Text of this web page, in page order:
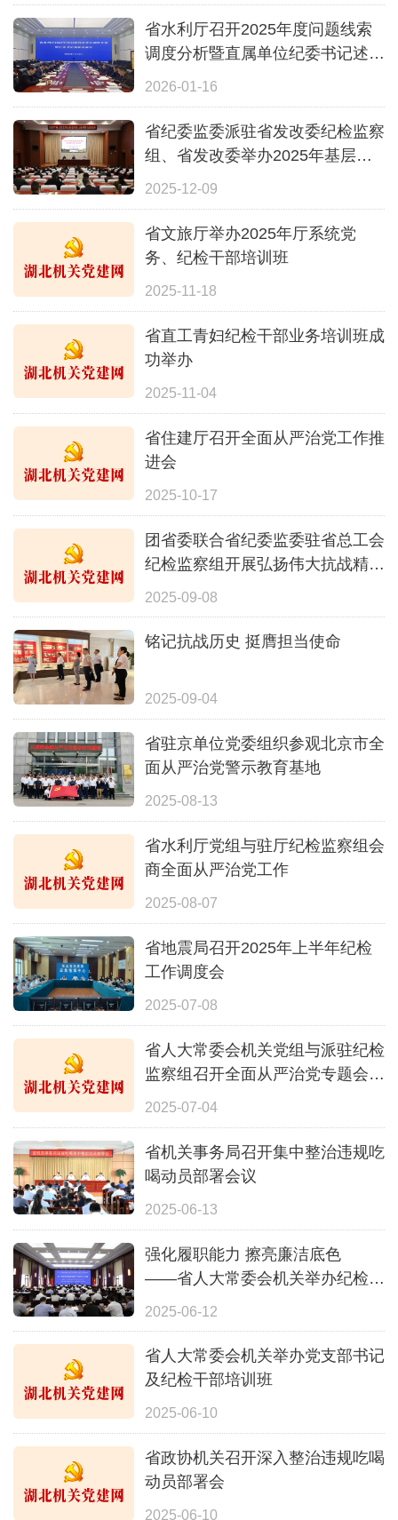
省水利厅召开2025年度问题线索
调度分析暨直属单位纪委书记述职
述廉会议
2026-01-16
省纪委监委派驻省发改委纪检监察
组、省发改委举办2025年基层党
组织纪检委员能力提升联合培训班
2025-12-09
省文旅厅举办2025年厅系统党
务、纪检干部培训班
2025-11-18
省直工青妇纪检干部业务培训班成
功举办
2025-11-04
省住建厅召开全面从严治党工作推
进会
2025-10-17
团省委联合省纪委监委驻省总工会
纪检监察组开展弘扬伟大抗战精神
暨廉洁家风建设主题党日活动
2025-09-08
铭记抗战历史 挺膺担当使命
2025-09-04
省驻京单位党委组织参观北京市全
面从严治党警示教育基地
2025-08-13
省水利厅党组与驻厅纪检监察组会
商全面从严治党工作
2025-08-07
省地震局召开2025年上半年纪检
工作调度会
2025-07-08
省人大常委会机关党组与派驻纪检
监察组召开全面从严治党专题会商
会
2025-07-04
省机关事务局召开集中整治违规吃
喝动员部署会议
2025-06-13
强化履职能力 擦亮廉洁底色
——省人大常委会机关举办纪检干
部培训班
2025-06-12
省人大常委会机关举办党支部书记
及纪检干部培训班
2025-06-10
省政协机关召开深入整治违规吃喝
动员部署会
2025-06-10